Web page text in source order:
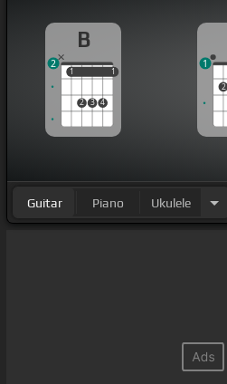
B
1
2 3 4
1
1 1
2
2
1
Guitar Piano Ukulele